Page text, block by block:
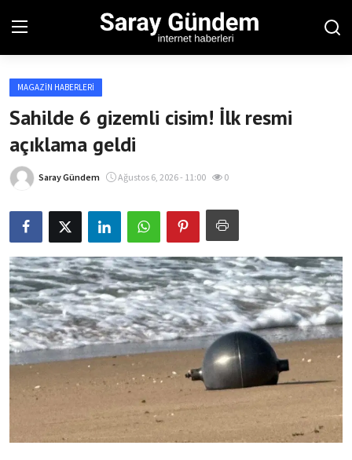
Ana Sayfa
Bölgesel
Son Dakika
Spor Haberleri
Teknoloji Haberleri
Magazin Haberleri
Dünya Haberleri
MAGAZIN HABERLERI
Sahilde 6 gizemli cisim! İlk resmi
açıklama geldi
Saray Gündem Ağustos 6, 2026 - 11:00 0